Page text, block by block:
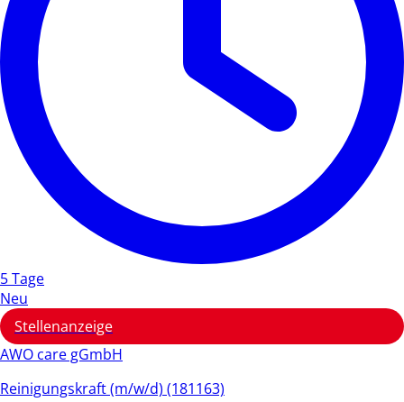
5 Tage
Neu
Stellenanzeige
AWO care gGmbH
Reinigungskraft (m/w/d) (181163)